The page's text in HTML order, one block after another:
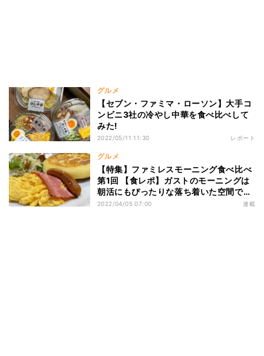
グルメ
【セブン・ファミマ・ローソン】大手コ
ンビニ3社の冷やし中華を食べ比べして
みた!
2022/05/11 11:30 レポート
グルメ
【特集】ファミレスモーニング食べ比べ
第1回 【食レポ】ガストのモーニングは
朝活にもぴったりな落ち着いた空間でし
た
2022/04/05 07:00 連載